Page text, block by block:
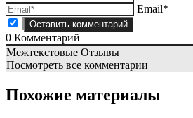
Email*
0 Комментарий
Межтекстовые Отзывы
Посмотреть все комментарии
Похожие материалы